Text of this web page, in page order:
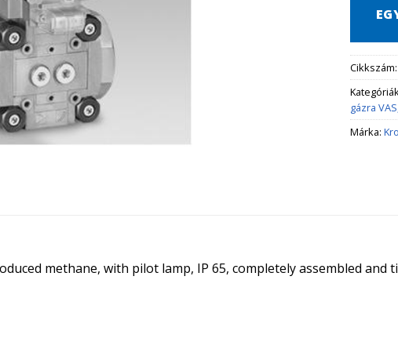
Cikkszám:
gázra
Márka:
methane, with pilot lamp, IP 65, completely assembled and